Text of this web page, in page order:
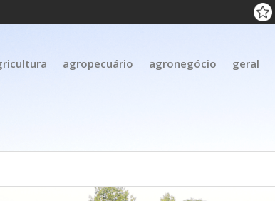
agropecuário agronegócio geral